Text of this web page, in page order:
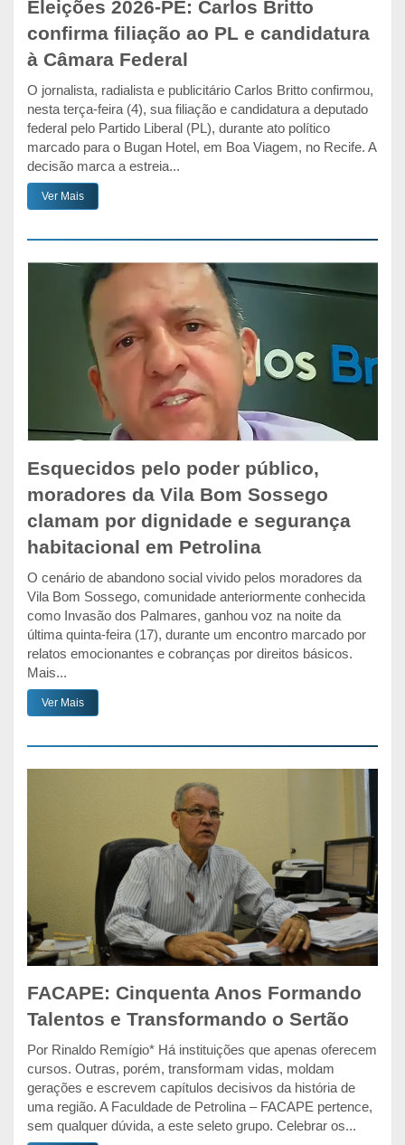
Eleições 2026-PE: Carlos Britto
confirma filiação ao PL e candidatura
à Câmara Federal
O jornalista, radialista e publicitário Carlos Britto confirmou,
nesta terça-feira (4), sua filiação e candidatura a deputado
federal pelo Partido Liberal (PL), durante ato político
marcado para o Bugan Hotel, em Boa Viagem, no Recife. A
decisão marca a estreia...
Ver Mais
Esquecidos pelo poder público,
moradores da Vila Bom Sossego
clamam por dignidade e segurança
habitacional em Petrolina
O cenário de abandono social vivido pelos moradores da
Vila Bom Sossego, comunidade anteriormente conhecida
como Invasão dos Palmares, ganhou voz na noite da
última quinta-feira (17), durante um encontro marcado por
relatos emocionantes e cobranças por direitos básicos.
Mais...
Ver Mais
FACAPE: Cinquenta Anos Formando
Talentos e Transformando o Sertão
Por Rinaldo Remígio* Há instituições que apenas oferecem
cursos. Outras, porém, transformam vidas, moldam
gerações e escrevem capítulos decisivos da história de
uma região. A Faculdade de Petrolina – FACAPE pertence,
sem qualquer dúvida, a este seleto grupo. Celebrar os...